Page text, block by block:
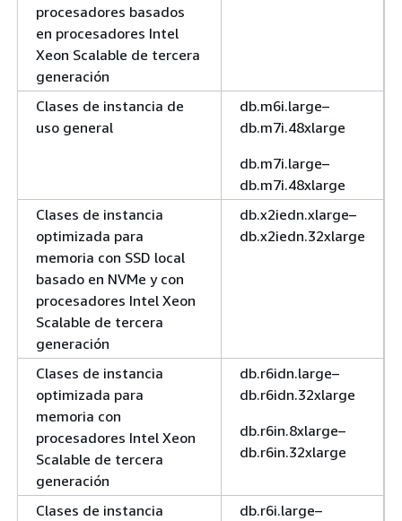
procesadores basados
en procesadores Intel
Xeon Scalable de tercera
generación
Clases de instancia de
uso general
db.m6i.large–
db.m7i.48xlarge
db.m7i.large–
db.m7i.48xlarge
Clases de instancia
optimizada para
memoria con SSD local
basado en NVMe y con
procesadores Intel Xeon
Scalable de tercera
generación
db.x2iedn.xlarge–
db.x2iedn.32xlarge
Clases de instancia
optimizada para
memoria con
procesadores Intel Xeon
Scalable de tercera
generación
db.r6idn.large–
db.r6idn.32xlarge
db.r6in.8xlarge–
db.r6in.32xlarge
Clases de instancia
db.r6i.large–